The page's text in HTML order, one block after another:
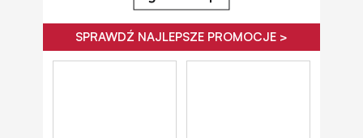
SPRAWDŹ NAJLEPSZE PROMOCJE >